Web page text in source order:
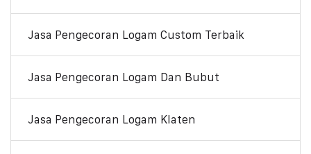
Jasa Pengecoran Logam Custom Terbaik
Jasa Pengecoran Logam Dan Bubut
Jasa Pengecoran Logam Klaten